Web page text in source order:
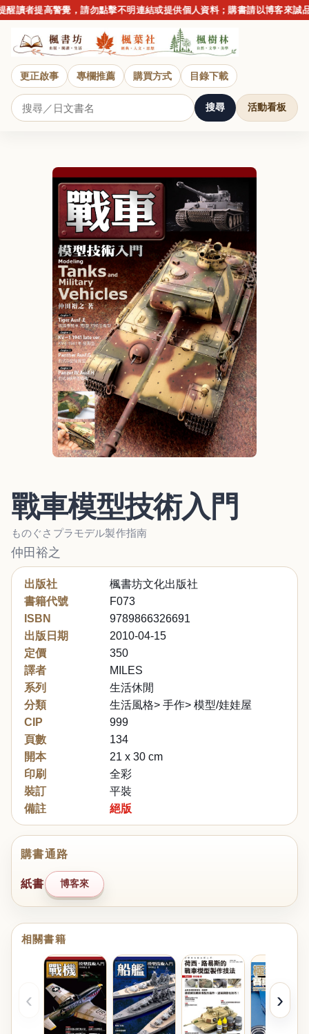
讀者提高警覺，請勿點擊不明連結或提供個人資料；購書請以博客來誠品
更正啟事 專欄推薦 購買方式 目錄下載
搜尋 活動看板
戰車模型技術入門
ものぐさプラモデル製作指南
仲田裕之
出版社
楓書坊文化出版社
書籍代號
F073
ISBN
9789866326691
出版日期
2010-04-15
定價
350
譯者
MILES
系列
生活休閒
分類
生活風格> 手作> 模型/娃娃屋
CIP
999
頁數
134
開本
21 x 30 cm
印刷
全彩
裝訂
平裝
備註
絕版
購書通路
紙書 博客來
相關書籍
‹ ›